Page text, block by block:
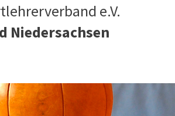
e.V.
Niedersachsen